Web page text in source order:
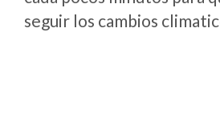
seguir los cambios